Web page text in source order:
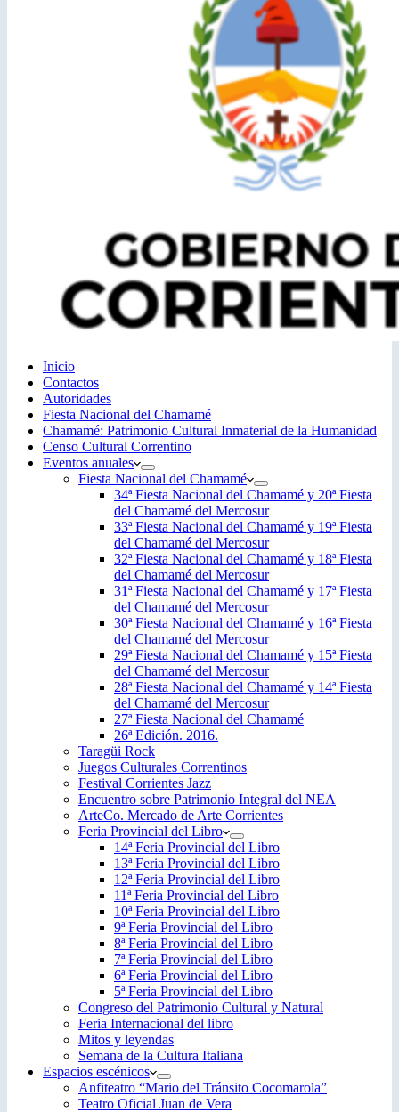
Inicio
Contactos
Autoridades
Fiesta Nacional del Chamamé
Chamamé: Patrimonio Cultural Inmaterial de la Humanidad
Censo Cultural Correntino
Eventos anuales
Fiesta Nacional del Chamamé
34ª Fiesta Nacional del Chamamé y 20ª Fiesta
del Chamamé del Mercosur
33ª Fiesta Nacional del Chamamé y 19ª Fiesta
del Chamamé del Mercosur
32ª Fiesta Nacional del Chamamé y 18ª Fiesta
del Chamamé del Mercosur
31ª Fiesta Nacional del Chamamé y 17ª Fiesta
del Chamamé del Mercosur
30ª Fiesta Nacional del Chamamé y 16ª Fiesta
del Chamamé del Mercosur
29ª Fiesta Nacional del Chamamé y 15ª Fiesta
del Chamamé del Mercosur
28ª Fiesta Nacional del Chamamé y 14ª Fiesta
del Chamamé del Mercosur
27ª Fiesta Nacional del Chamamé
26ª Edición. 2016.
Taragüi Rock
Juegos Culturales Correntinos
Festival Corrientes Jazz
Encuentro sobre Patrimonio Integral del NEA
ArteCo. Mercado de Arte Corrientes
Feria Provincial del Libro
14ª Feria Provincial del Libro
13ª Feria Provincial del Libro
12ª Feria Provincial del Libro
11ª Feria Provincial del Libro
10ª Feria Provincial del Libro
9ª Feria Provincial del Libro
8ª Feria Provincial del Libro
7ª Feria Provincial del Libro
6ª Feria Provincial del Libro
5ª Feria Provincial del Libro
Congreso del Patrimonio Cultural y Natural
Feria Internacional del libro
Mitos y leyendas
Semana de la Cultura Italiana
Espacios escénicos
Anfiteatro “Mario del Tránsito Cocomarola”
Teatro Oficial Juan de Vera